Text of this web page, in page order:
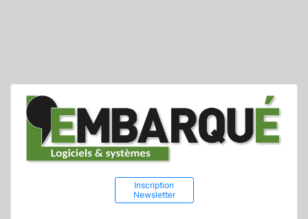
Inscription
Newsletter